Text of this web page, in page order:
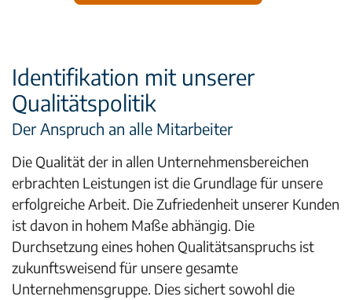
Identifikation mit unserer
Qualitätspolitik
Der Anspruch an alle Mitarbeiter
Die Qualität der in allen Unternehmensbereichen
erbrachten Leistungen ist die Grundlage für unsere
erfolgreiche Arbeit. Die Zufriedenheit unserer Kunden
ist davon in hohem Maße abhängig. Die
Durchsetzung eines hohen Qualitätsanspruchs ist
zukunftsweisend für unsere gesamte
Unternehmensgruppe. Dies sichert sowohl die